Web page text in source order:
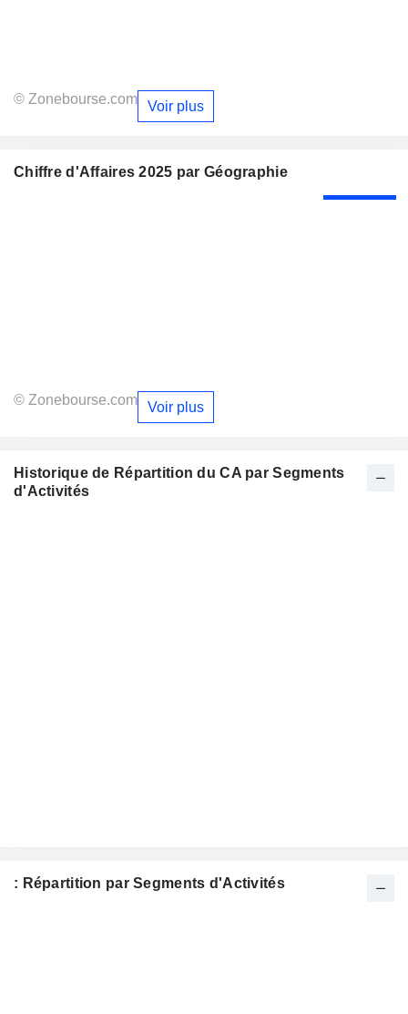
© Zonebourse.com Voir plus
Chiffre d'Affaires 2025 par Géographie
© Zonebourse.com Voir plus
Historique de Répartition du CA par Segments
d'Activités
: Répartition par Segments d'Activités